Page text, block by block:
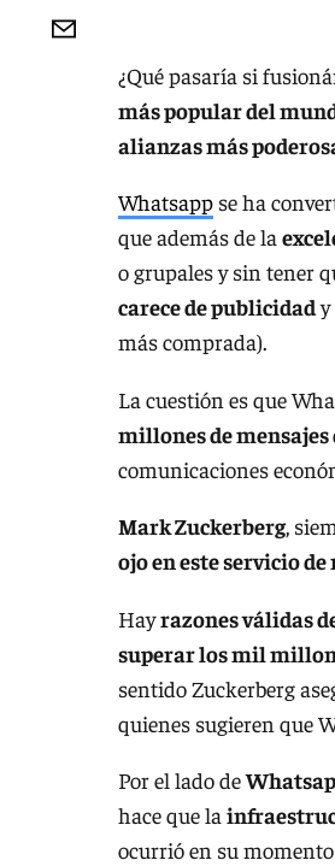
¿Qué pasaría si
más popular del
alianzas más
Whatsapp se ha
que además de la
o grupales y sin tener
carece de publicidady
más comprada).
La cuestión es que
millones de
comunicaciones
Mark Zuckerberg,
ojo en este servicio
Hayrazones válidas
superar los mil
sentido Zuckerberg
quienes sugieren que
Por el lado de
hace que la
ocurrió en su